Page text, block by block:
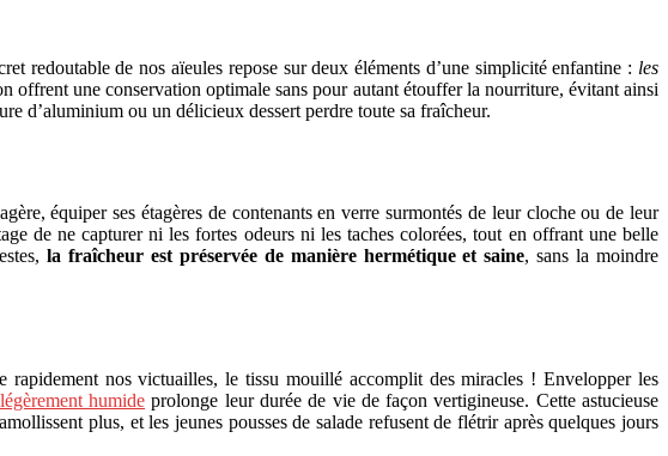
redoutable de nos aïeules repose sur deux éléments d’une simplicité enfantine : les
offrent une conservation optimale sans pour autant étouffer la nourriture, évitant ainsi
d’aluminium ou un délicieux dessert perdre toute sa fraîcheur.
équiper ses étagères de contenants en verre surmontés de leur cloche ou de leur
de ne capturer ni les fortes odeurs ni les taches colorées, tout en offrant une belle
la fraîcheur est préservée de manière hermétique et saine, sans la moindre
nos victuailles, le tissu mouillé accomplit des miracles ! Envelopper les
humide prolonge leur durée de vie de façon vertigineuse. Cette astucieuse
plus, et les jeunes pousses de salade refusent de flétrir après quelques jours